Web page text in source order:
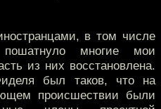
в том числе
многие мои
из них восстановлена.
был таков, что на
происшествии были